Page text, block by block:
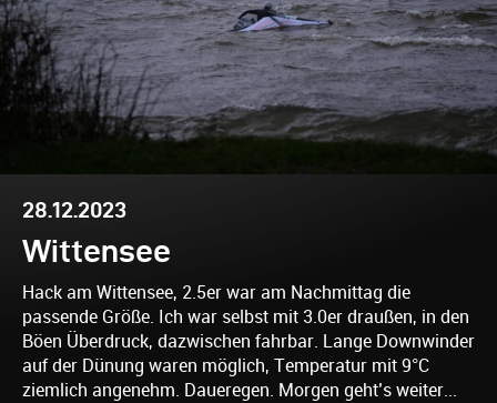
28.12.2023
Wittensee
Hack am Wittensee, 2.5er war am Nachmittag die
passende Größe. Ich war selbst mit 3.0er draußen, in den
Böen Überdruck, dazwischen fahrbar. Lange Downwinder
auf der Dünung waren möglich, Temperatur mit 9°C
ziemlich angenehm. Daueregen. Morgen geht’s weiter...